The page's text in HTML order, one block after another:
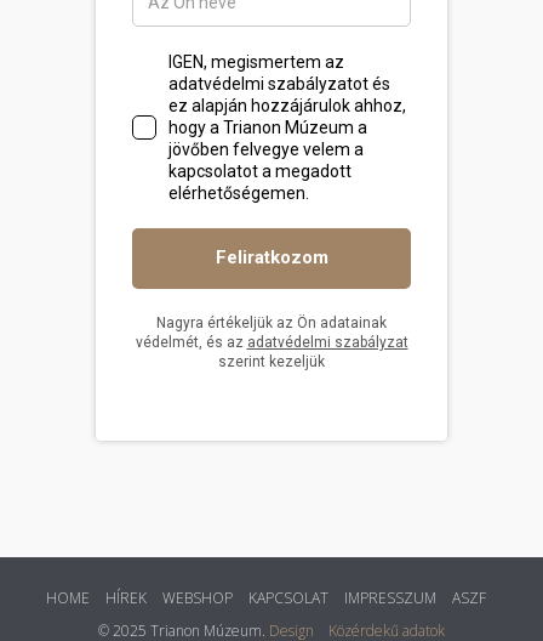
HOME HÍREK WEBSHOP KAPCSOLAT IMPRESSZUM
ASZF
© 2025 Trianon Múzeum. Design Közérdekű adatok